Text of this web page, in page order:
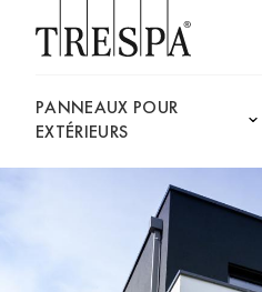
PANNEAUX POUR
EXTÉRIEURS